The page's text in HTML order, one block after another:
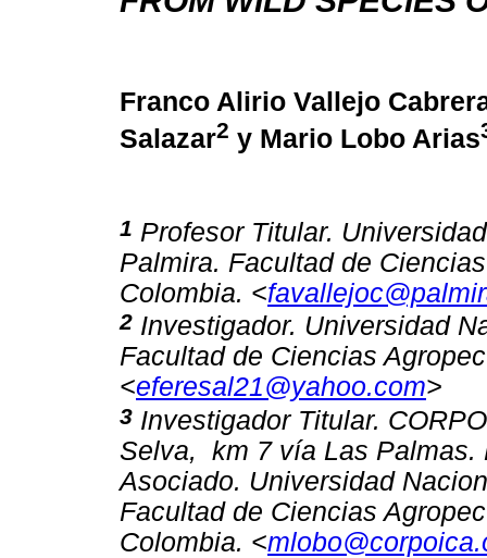
Franco Alirio Vallejo
Salazar2 y Mario Lobo Arias
1 Profesor Titular.
Palmira. Facultad de
Colombia. <
2 Investigador. Universidad
Facultad de Ciencias
<eferesal21@yahoo.com>
3 Investigador Titular.
Selva, km 7 vía Las Palmas.
Asociado. Universidad
Facultad de Ciencias
Colombia. <